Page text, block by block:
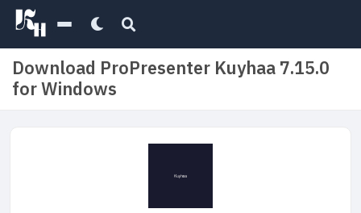
Download ProPresenter Kuyhaa 7.15.0
for Windows